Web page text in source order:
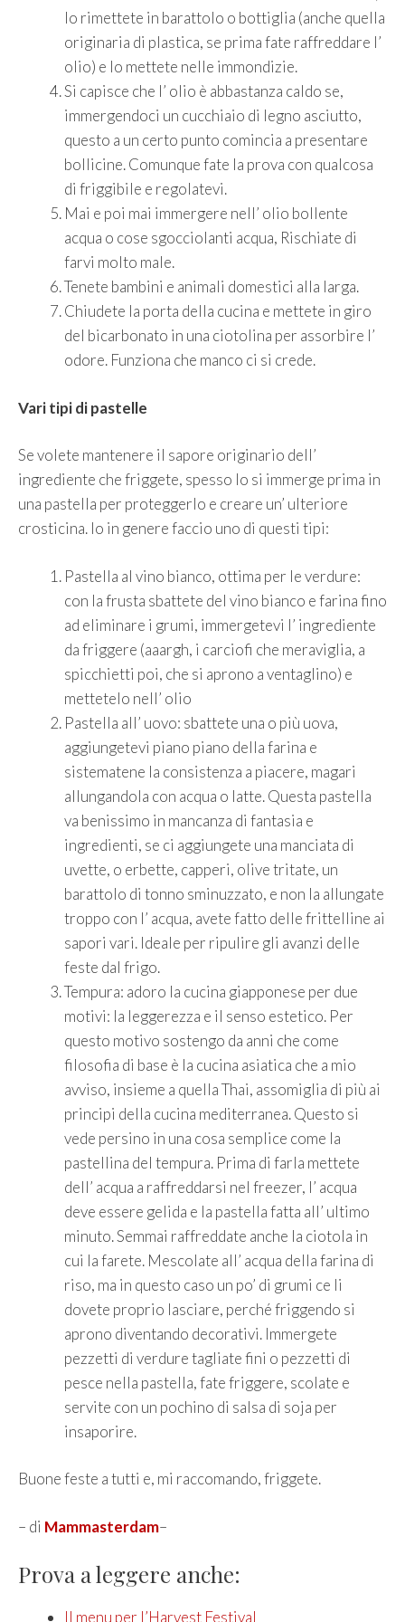
lo rimettete in barattolo o bottiglia (anche quella
originaria di plastica, se prima fate raffreddare l’
olio) e lo mettete nelle immondizie.
Si capisce che l’ olio è abbastanza caldo se,
immergendoci un cucchiaio di legno asciutto,
questo a un certo punto comincia a presentare
bollicine. Comunque fate la prova con qualcosa
di friggibile e regolatevi.
Mai e poi mai immergere nell’ olio bollente
acqua o cose sgocciolanti acqua, Rischiate di
farvi molto male.
Tenete bambini e animali domestici alla larga.
Chiudete la porta della cucina e mettete in giro
del bicarbonato in una ciotolina per assorbire l’
odore. Funziona che manco ci si crede.
Vari tipi di pastelle
Se volete mantenere il sapore originario dell’
ingrediente che friggete, spesso lo si immerge prima in
una pastella per proteggerlo e creare un’ ulteriore
crosticina. Io in genere faccio uno di questi tipi:
Pastella al vino bianco, ottima per le verdure:
con la frusta sbattete del vino bianco e farina fino
ad eliminare i grumi, immergetevi l’ ingrediente
da friggere (aaargh, i carciofi che meraviglia, a
spicchietti poi, che si aprono a ventaglino) e
mettetelo nell’ olio
Pastella all’ uovo: sbattete una o più uova,
aggiungetevi piano piano della farina e
sistematene la consistenza a piacere, magari
allungandola con acqua o latte. Questa pastella
va benissimo in mancanza di fantasia e
ingredienti, se ci aggiungete una manciata di
uvette, o erbette, capperi, olive tritate, un
barattolo di tonno sminuzzato, e non la allungate
troppo con l’ acqua, avete fatto delle frittelline ai
sapori vari. Ideale per ripulire gli avanzi delle
feste dal frigo.
Tempura: adoro la cucina giapponese per due
motivi: la leggerezza e il senso estetico. Per
questo motivo sostengo da anni che come
filosofia di base è la cucina asiatica che a mio
avviso, insieme a quella Thai, assomiglia di più ai
principi della cucina mediterranea. Questo si
vede persino in una cosa semplice come la
pastellina del tempura. Prima di farla mettete
dell’ acqua a raffreddarsi nel freezer, l’ acqua
deve essere gelida e la pastella fatta all’ ultimo
minuto. Semmai raffreddate anche la ciotola in
cui la farete. Mescolate all’ acqua della farina di
riso, ma in questo caso un po’ di grumi ce li
dovete proprio lasciare, perché friggendo si
aprono diventando decorativi. Immergete
pezzetti di verdure tagliate fini o pezzetti di
pesce nella pastella, fate friggere, scolate e
servite con un pochino di salsa di soja per
insaporire.
Buone feste a tutti e, mi raccomando, friggete.
– di Mammasterdam–
Prova a leggere anche:
Il menu per l’Harvest Festival